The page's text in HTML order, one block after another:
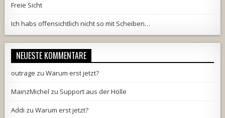
Freie Sicht
Ich habs offensichtlich nicht so mit Scheiben…
NEUESTE KOMMENTARE
outrage zuWarum erst jetzt?
MainzMichel zu Support aus der Hölle
Addi zuWarum erst jetzt?